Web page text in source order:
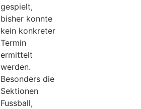
gespielt,
bisher konnte
kein konkreter
Termin
ermittelt
werden.
Besonders die
Sektionen
Fussball,